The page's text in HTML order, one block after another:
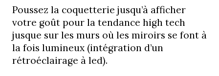
Poussez la coquetterie jusqu’à afficher
votre goût pour la tendance high tech
jusque sur les murs où les miroirs se font à
la fois lumineux (intégration d’un
rétroéclairage à led).